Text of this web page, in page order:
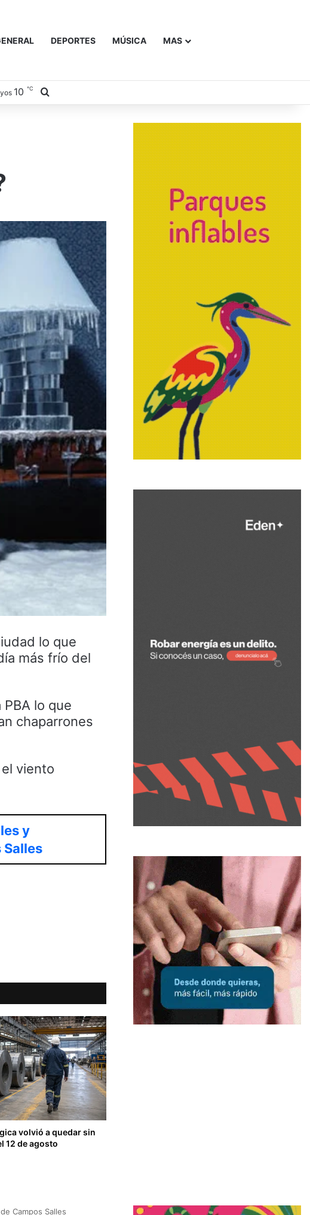
DEPORTES MÚSICA MAS
10 ℃
lo que
más frío del
lo que
chaparrones
viento
y
Salles
volvió a quedar sin
12 de agosto